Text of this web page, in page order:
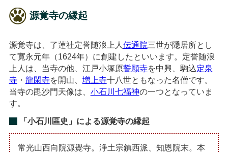
源覚寺の縁起
源覚寺は、了蓮社定誉随浪上人伝通院三世が隠居所とし
て寛永元年（1624年）に創建したといいます。定誉随浪
上人は、当寺の他、江戸小塚原誓願寺を中興、駒込定泉
寺・ 龍閑寺を開山、 増上寺十八世ともなった名僧です。
当寺の毘沙門天像は、 小石川七福神の一つとなっていま
す。
「小石川區史」による源覚寺の縁起
常光山西向院源覺寺。浄土宗鎮西派、知恩院末。本